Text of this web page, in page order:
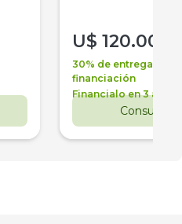
U$ 120.000
30% de entrega +
financiación
Financialo en 3 años
Consultar